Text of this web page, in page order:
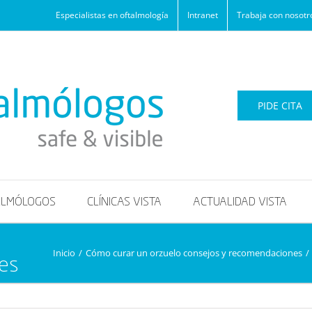
Especialistas en oftalmología Intranet Trabaja con
PIDE CITA
CLÍNICAS VISTA ACTUALIDAD VISTA
Inicio / Cómo curar un orzuelo consejos y recomendaciones /